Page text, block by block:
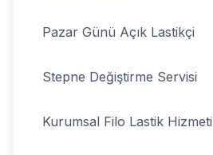
Pazar Günü Açık Lastikçi
Stepne Değiştirme Servisi
Kurumsal Filo Lastik Hizmeti